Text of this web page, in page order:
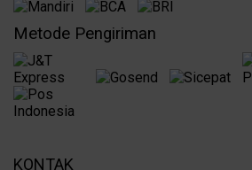
Metode Pengiriman
KONTAK